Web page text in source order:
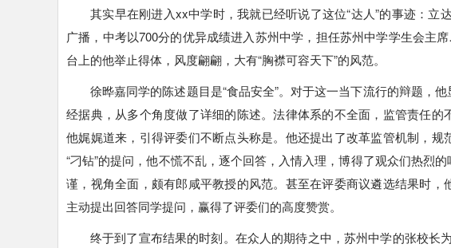
其实早在刚进入xx中学时，我就已经听说了这位“达人”的事迹：
广播，中考以700分的优异成绩进入苏州中学，担任苏州中学学生会主
台上的他举止得体，风度翩翩，大有“胸襟可容天下”的风范。
徐晔嘉同学的陈述题目是“食品安全”。对于这一当下流行的辩题，
经据典，从多个角度做了详细的陈述。法律体系的不全面，监管责任的
他娓娓道来，引得评委们不断点头称是。他还提出了改革监管机制，
“刁钻”的提问，他不慌不乱，逐个回答，入情入理，博得了观众们热烈
谨，视角全面，颇有郎咸平教授的风范。甚至在评委商议遴选结果时，
主动提出回答同学提问，赢得了评委们的高度赞赏。
终于到了宣布结果的时刻。在众人的期待之中，苏州中学的张校长